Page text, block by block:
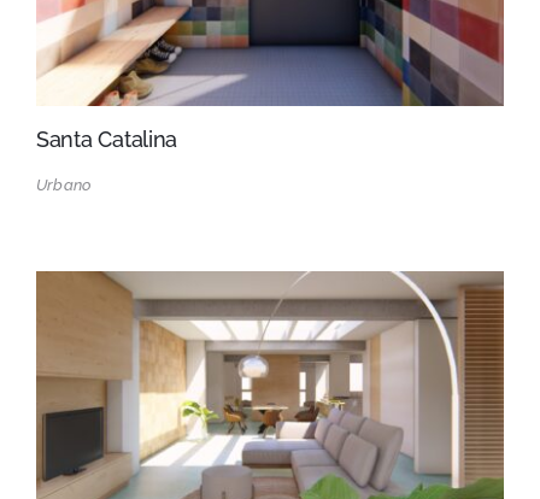
Santa Catalina
Urbano